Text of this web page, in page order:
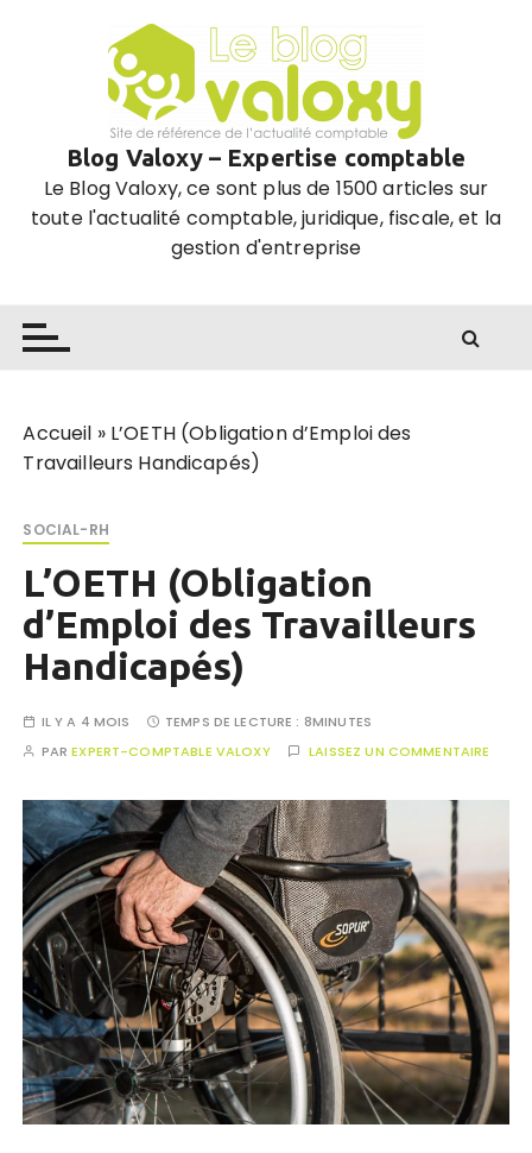
Blog Valoxy – Expertise comptable
Le Blog Valoxy, ce sont plus de 1500 articles sur
toute l'actualité comptable, juridique, fiscale, et la
gestion d'entreprise
Accueil » L’OETH (Obligation d’Emploi des
Travailleurs Handicapés)
SOCIAL-RH
L’OETH (Obligation
d’Emploi des Travailleurs
Handicapés)
IL Y A 4 MOIS TEMPS DE LECTURE : 8MINUTES
PAREXPERT-COMPTABLE VALOXY LAISSEZ UN COMMENTAIRE